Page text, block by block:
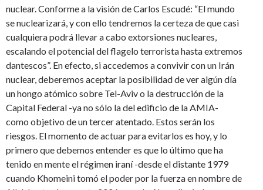
nuclear. Conforme a la visión de Carlos Escudé: “El mundo
se nuclearizará, y con ello tendremos la certeza de que casi
cualquiera podrá llevar a cabo extorsiones nucleares,
escalando el potencial del flagelo terrorista hasta extremos
dantescos”. En efecto, si accedemos a convivir con un Irán
nuclear, deberemos aceptar la posibilidad de ver algún día
un hongo atómico sobre Tel-Aviv o la destrucción de la
Capital Federal -ya no sólo la del edificio de la AMIA-
como objetivo de un tercer atentado. Estos serán los
riesgos. El momento de actuar para evitarlos es hoy, y lo
primero que debemos entender es que lo último que ha
tenido en mente el régimen iraní -desde el distante 1979
cuando Khomeini tomó el poder por la fuerza en nombre de